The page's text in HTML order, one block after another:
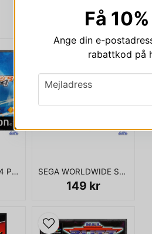
COOL BOARDERS 4 PS1 SEGA WORLDWIDE SOCCER 2000 DREAMCAST
149 kr
Få
Ange din e-
rabattkod på
email
Mejladress